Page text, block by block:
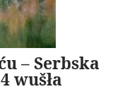
– Serbska
wušła